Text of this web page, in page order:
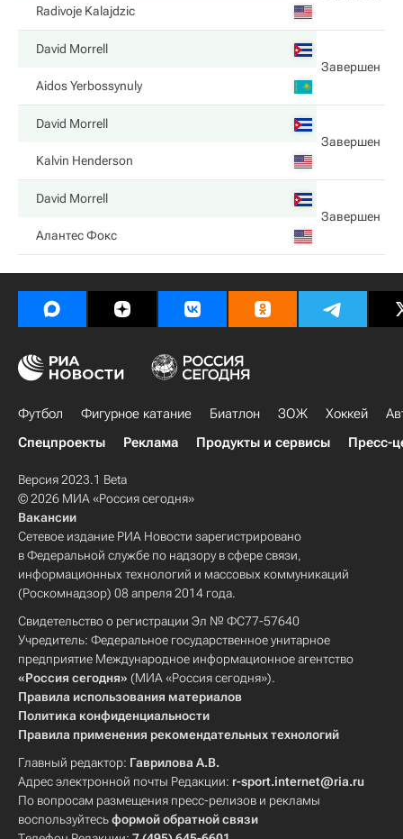
Radivoje Kalajdzic
David Morrell
Завершен
Aidos Yerbossynuly
David Morrell
Завершен
Kalvin Henderson
David Morrell
Завершен
Алантес Фокс
Футбол Фигурное катание Биатлон ЗОЖ Хоккей
Спецпроекты
Реклама Продукты и сервисы Пресс-
Версия 2023.1 Beta
© 2026 МИА «Россия сегодня»
Вакансии
Сетевое издание РИА Новости зарегистрировано
в Федеральной службе по надзору в сфере связи,
информационных технологий и массовых коммуникаций
(Роскомнадзор) 08 апреля 2014 года.
Свидетельство о регистрации Эл № ФС77-57640
Учредитель: Федеральное государственное унитарное
предприятие Международное информационное агентство
«Россия сегодня» (МИА «Россия сегодня»).
Правила использования материалов
Политика конфиденциальности
Правила применения рекомендательных технологий
Главный редактор: Гаврилова А.В.
Адрес электронной почты Редакции: r-sport.internet@ria.ru
По вопросам размещения пресс-релизов и рекламы
воспользуйтесьформой обратной связи